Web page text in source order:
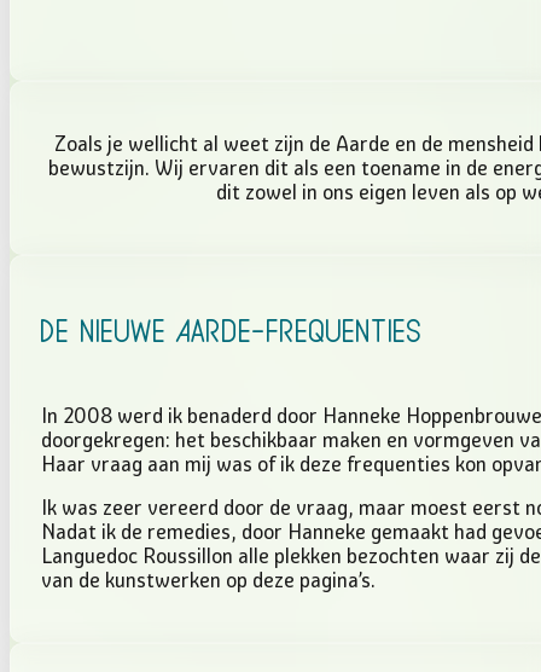
Zoals je wellicht al weet zijn de Aarde en de
bewustzijn. Wij ervaren dit als een toename in de
dit zowel in ons eigen leven als op
De Nieuwe Aarde-frequenties
In 2008 werd ik benaderd door Hanneke
doorgekregen: het beschikbaar maken en vormgeven
Haar vraag aan mij was of ik deze frequenties kon
Ik was zeer vereerd door de vraag, maar moest eerst
Nadat ik de remedies, door Hanneke gemaakt had
Languedoc Roussillon alle plekken bezochten waar zij
van de kunstwerken op deze pagina’s.